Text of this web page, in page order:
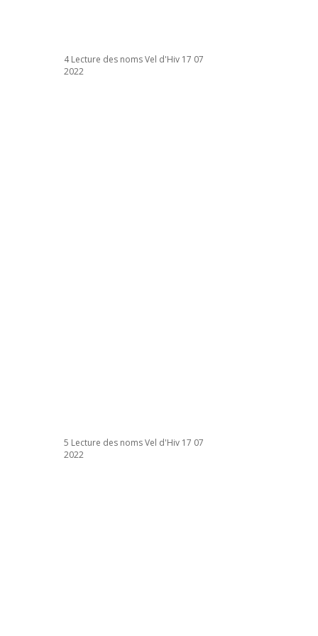
4 Lecture des noms Vel d'Hiv 17 07
2022
5 Lecture des noms Vel d'Hiv 17 07
2022